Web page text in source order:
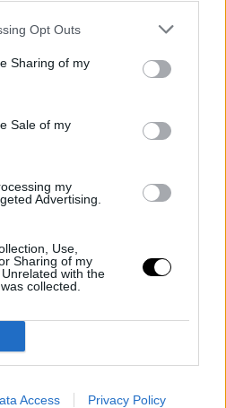
Opt Outs
Sharing of my
Sale of my
my
Advertising.
Use,
Sharing of my
with the
collected.
Access Privacy Policy
amit a Yahoo
átalakul, ahol az AI
miközben a
2026